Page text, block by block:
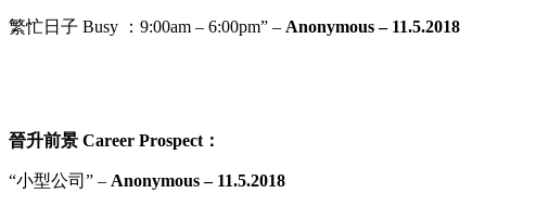
繁忙日子 Busy ：9:00am – 6:00pm” – Anonymous – 11.5.2018
晉升前景 Career Prospect ：
“小型公司” – Anonymous – 11.5.2018